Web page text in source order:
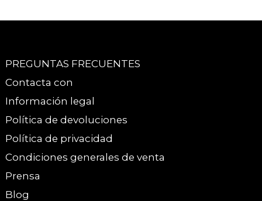
PREGUNTAS FRECUENTES
Contacta con
Información legal
Política de devoluciones
Política de privacidad
Condiciones generales de venta
Prensa
Blog